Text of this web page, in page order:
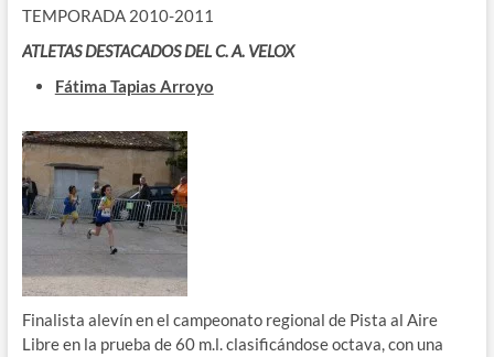
TEMPORADA 2010-2011
ATLETAS DESTACADOS DEL C. A. VELOX
Fátima Tapias Arroyo
Finalista alevín en el campeonato regional de Pista al Aire
Libre en la prueba de 60 m.l. clasificándose octava, con una